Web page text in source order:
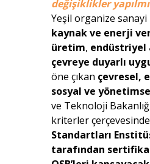
değişiklikler
Yeşil organize sanayi
kaynak ve enerji
üretim, endüstriyel
çevreye duyarlı
öne çıkan çevresel,
sosyal ve
ve Teknoloji
kriterler çerçevesinde
Standartları
tarafından